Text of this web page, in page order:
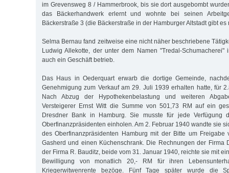
im Grevensweg 8 / Hammerbrook, bis sie dort ausgebombt
das Bäckerhandwerk erlernt und wohnte bei seinen
Bäckerstraße 3 (die Bäckerstraße in der Hamburger Altstadt gibt es
Selma Bernau fand zeitweise eine nicht näher beschriebene
Ludwig Allekotte, der unter dem Namen "Tredal-Schumacherei"
auch ein Geschäft betrieb.
Das Haus in Oederquart erwarb die dortige Gemeinde,
Genehmigung zum Verkauf am 29. Juli 1939 erhalten hatte, für
Nach Abzug der Hypothekenbelastung und weiteren
Versteigerer Ernst Witt die Summe von 501,73 RM auf ein
Dresdner Bank in Hamburg. Sie musste für jede Verfügung
Oberfinanzpräsidenten einholen. Am 2. Februar 1940 wandte sie
des Oberfinanzpräsidenten Hamburg mit der Bitte um
Gasherd und einen Küchenschrank. Die Rechnungen der Firma
der Firma R. Bauditz, beide vom 31. Januar 1940, reichte sie mit
Bewilligung von monatlich 20,- RM für ihren
Kriegerwitwenrente bezöge. Fünf Tage später wurde die